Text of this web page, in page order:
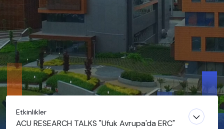
Etkinlikler
ACU RESEARCH TALKS "Ufuk Avrupa'da ERC"